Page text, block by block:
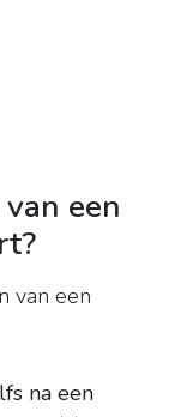
een
van een
na een